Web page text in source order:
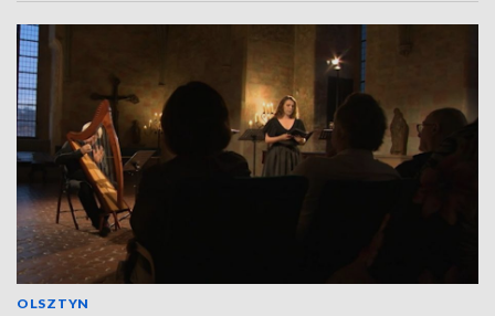
OLSZTYN